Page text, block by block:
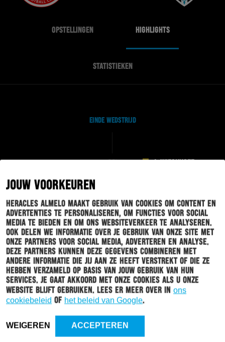
JOUW VOORKEUREN
Heracles Almelo maakt gebruik van cookies om content en
advertenties te personaliseren, om functies voor social
media te bieden en om ons websiteverkeer te analyseren.
Ook delen we informatie over je gebruik van onze site met
onze partners voor social media, adverteren en analyse.
Deze partners kunnen deze gegevens combineren met
andere informatie die jij aan ze heeft verstrekt of die ze
hebben verzameld op basis van jouw gebruik van hun
services. Je gaat akkoord met onze cookies als u onze
website blijft gebruiken. Lees er meer over in ons
cookiebeleid of het beleid van Google.
WEIGEREN ACCEPTEREN
OPSTELLINGEN HIGHLIGHTS
STATISTIEKEN
EINDE WEDSTRIJD
87'
M. SANKOH
B. DE
KEERSMAECKER
J. RITMEESTER VAN DE
KAMP
PASCU
85'